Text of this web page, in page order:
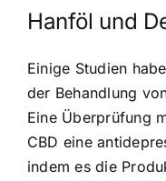
Hanföl und
Einige Studien
der Behandlung
Eine Überprüfung
CBD eine
indem es die